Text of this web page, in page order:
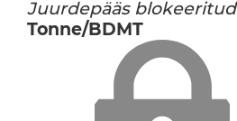
Juurdepääs blokeeritud
Tonne/BDMT